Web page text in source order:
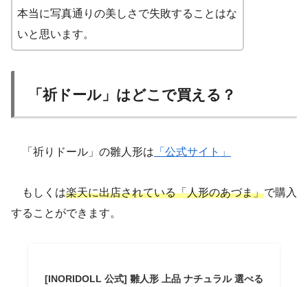
本当に写真通りの美しさで失敗することはな
いと思います。
「祈ドール」はどこで買える？
「祈りドール」の雛人形は 「公式サイト」
もしくは楽天に出店されている「人形のあづま」で購入
することができます。
[INORIDOLL 公式] 雛人形 上品 ナチュラル 選べる